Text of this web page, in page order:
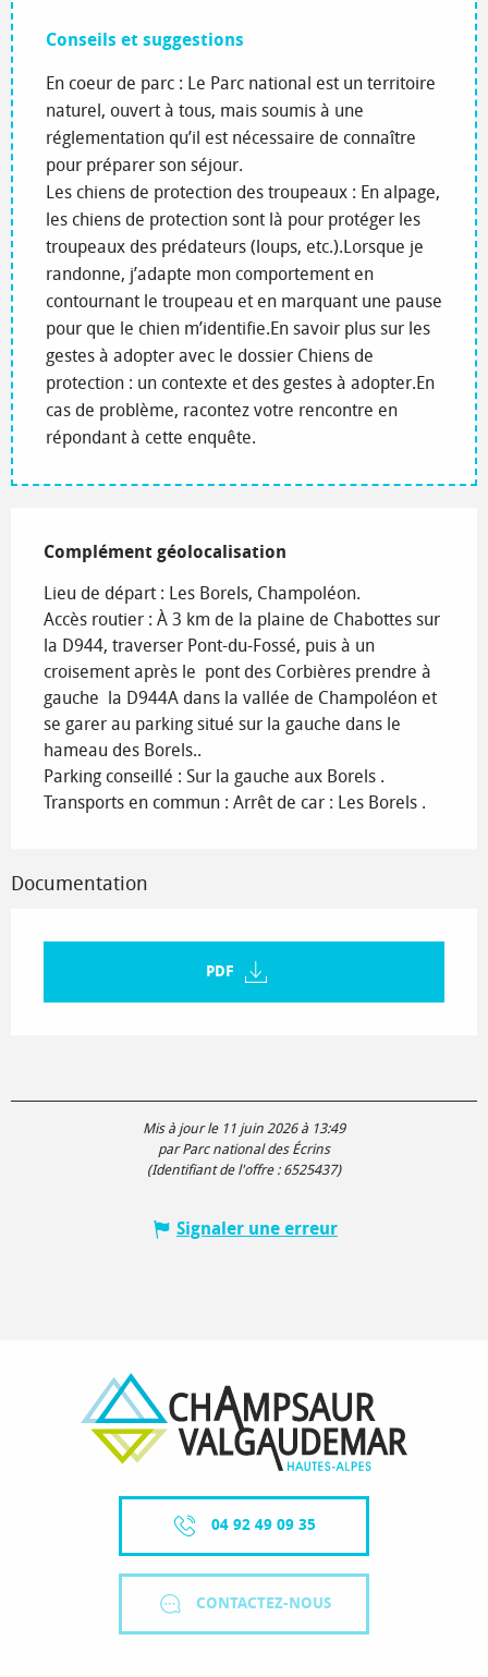
Conseils et suggestions
En coeur de parc : Le Parc national est un territoire
naturel, ouvert à tous, mais soumis à une
réglementation qu’il est nécessaire de connaître
pour préparer son séjour.
Les chiens de protection des troupeaux : En alpage,
les chiens de protection sont là pour protéger les
troupeaux des prédateurs (loups, etc.).Lorsque je
randonne, j’adapte mon comportement en
contournant le troupeau et en marquant une pause
pour que le chien m’identifie.En savoir plus sur les
gestes à adopter avec le dossier Chiens de
protection : un contexte et des gestes à adopter.En
cas de problème, racontez votre rencontre en
répondant à cette enquête.
Complément géolocalisation
Complément géolocalisation
Lieu de départ : Les Borels, Champoléon.
Accès routier : À 3 km de la plaine de Chabottes sur
la D944, traverser Pont-du-Fossé, puis à un
croisement après le  pont des Corbières prendre à
gauche  la D944A dans la vallée de Champoléon et
se garer au parking situé sur la gauche dans le
hameau des Borels..
Parking conseillé : Sur la gauche aux Borels .
Transports en commun : Arrêt de car : Les Borels .
Documentation
PDF
Mis à jour le 11 juin 2026 à 13:49
par Parc national des Écrins
(Identifiant de l'offre : 6525437)
Signaler une erreur
04 92 49 09 35
CONTACTEZ-NOUS